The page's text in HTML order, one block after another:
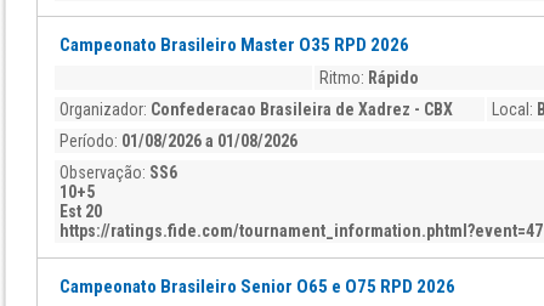
Campeonato Brasileiro Master O35 RPD 2026
Ritmo: Rápido
Organizador: Confederacao Brasileira de Xadrez - CBX Local:
Período: 01/08/2026 a 01/08/2026
Observação: SS6
10+5
Est 20
https://ratings.fide.com/
Campeonato Brasileiro Senior O65 e O75 RPD 2026